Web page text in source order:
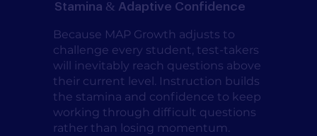
Stamina & Adaptive Confidence
Because MAP Growth adjusts to
challenge every student, test-takers
will inevitably reach questions above
their current level. Instruction builds
the stamina and confidence to keep
working through difficult questions
rather than losing momentum.